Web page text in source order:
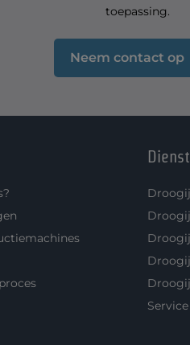
toepassing.
Neem contact op